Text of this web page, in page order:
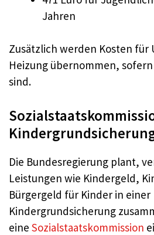
Jahren
Zusätzlich werden Kosten für
Heizung übernommen,
sind.
Die Bundesregierung plant,
Leistungen wie Kindergeld,
Bürgergeld für Kinder in einer
Kindergrundsicherung
eine Sozialstaatskommission